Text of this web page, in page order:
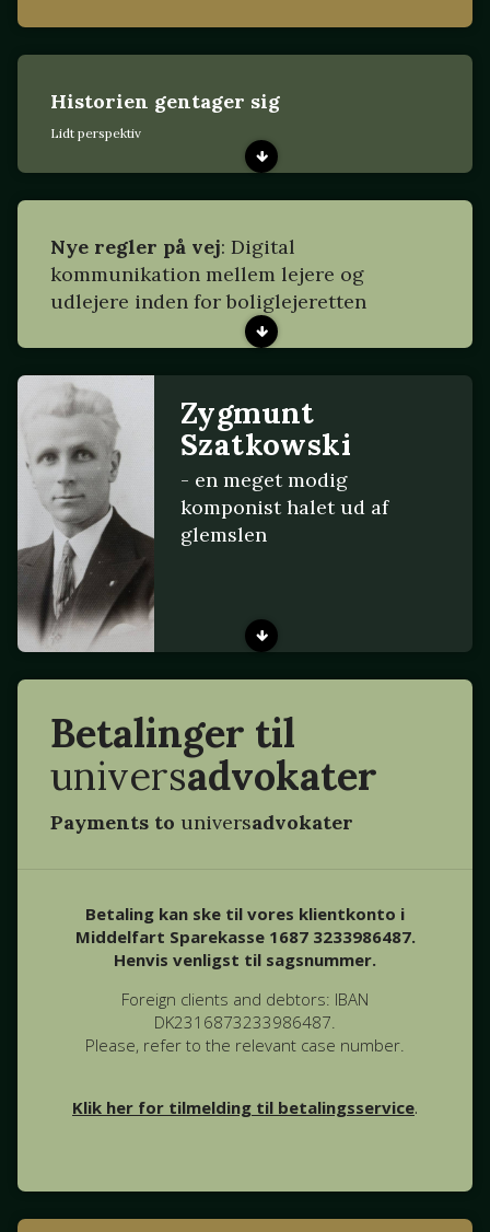
Historien gentager sig
Lidt perspektiv
Nye regler på vej: Digital
kommunikation mellem lejere og
udlejere inden for boliglejeretten
Zygmunt
Szatkowski
- en meget modig
komponist halet ud af
glemslen
Betalinger til
universadvokater
Payments to universadvokater
Betaling kan ske til vores klientkonto i
Middelfart Sparekasse 1687 3233986487.
Henvis venligst til sagsnummer.
Foreign clients and debtors: IBAN
DK2316873233986487.
Please, refer to the relevant case number.
Klik her for tilmelding til betalingsservice.